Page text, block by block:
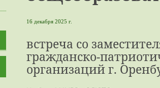
16 декабря 2025 г.
встреча со
гражданско-
организаций г.